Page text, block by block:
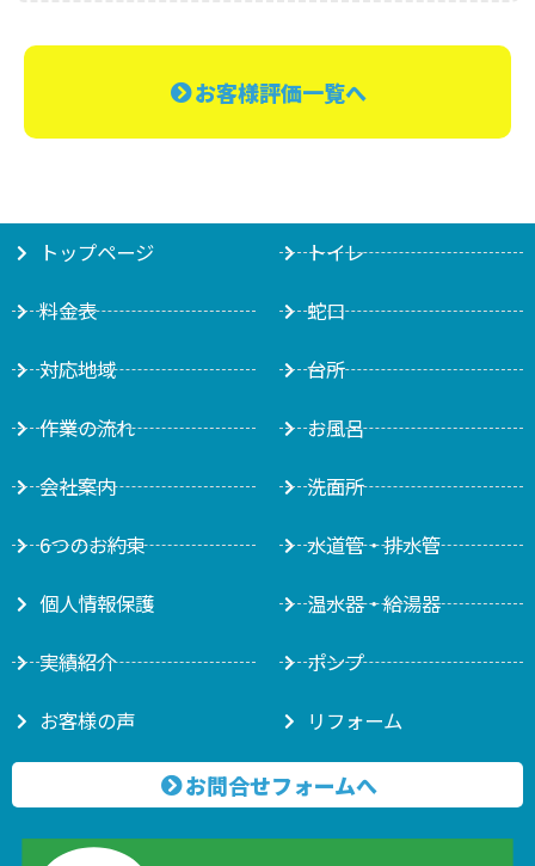
お客様評価一覧へ
トップページ
料金表
対応地域
作業の流れ
会社案内
6つのお約束
個人情報保護
実績紹介
お客様の声
トイレ
蛇口
台所
お風呂
洗面所
水道管・排水管
温水器・給湯器
ポンプ
リフォーム
お問合せフォームへ